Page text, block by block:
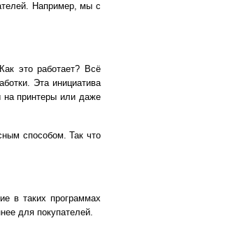
Например, мы с
это работает? Всё
Эта инициатива
на принтеры или даже
способом. Так что
в таких программах
для покупателей.